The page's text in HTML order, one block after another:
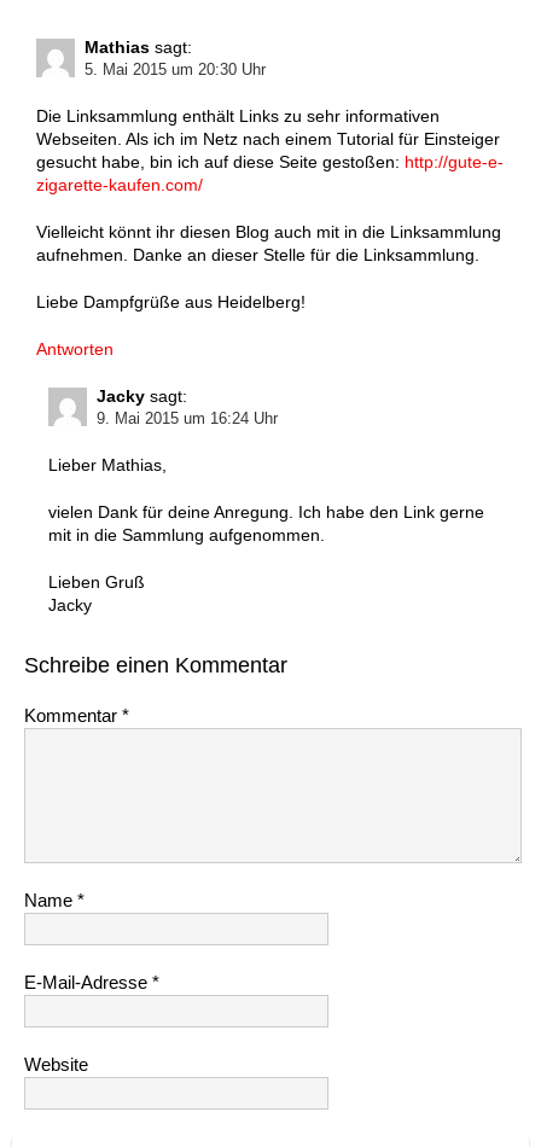
Mathias sagt:
5. Mai 2015 um 20:30 Uhr
Die Linksammlung enthält Links zu sehr informativen
Webseiten. Als ich im Netz nach einem Tutorial für Einsteiger
gesucht habe, bin ich auf diese Seite gestoßen: http://gute-e-
zigarette-kaufen.com/
Vielleicht könnt ihr diesen Blog auch mit in die Linksammlung
aufnehmen. Danke an dieser Stelle für die Linksammlung.
Liebe Dampfgrüße aus Heidelberg!
Antworten
Jacky sagt:
9. Mai 2015 um 16:24 Uhr
Lieber Mathias,
vielen Dank für deine Anregung. Ich habe den Link gerne
mit in die Sammlung aufgenommen.
Lieben Gruß
Jacky
Schreibe einen Kommentar
Kommentar *
Name *
E-Mail-Adresse *
Website